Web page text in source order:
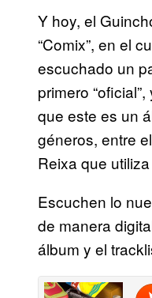
Y hoy, el
“Comix”, en el
escuchado un
primero
que este es un
géneros, entre
Reixa que
Escuchen lo
de manera
álbum y el